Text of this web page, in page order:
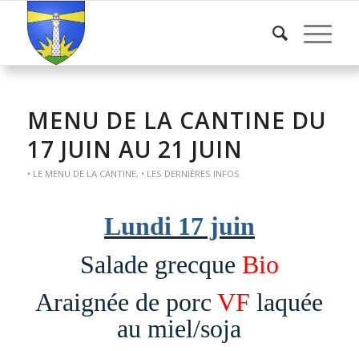
MENU DE LA CANTINE DU
17 JUIN AU 21 JUIN
• LE MENU DE LA CANTINE, • LES DERNIÈRES INFOS
Lundi 17 juin
Salade grecque Bio
Araignée de porcVF laquée
au miel/soja